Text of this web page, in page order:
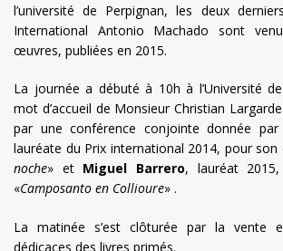
l’université de Perpignan, les deux
International Antonio Machado sont
œuvres, publiées en 2015.
La journée a débuté à 10h à l’Université
mot d’accueil de Monsieur Christian
par une conférence conjointe donnée par
lauréate du Prix international 2014, pour
noche» et Miguel Barrero, lauréat
«Camposanto en Collioure» .
La matinée s’est clôturée par la vente
dédicaces des livres primés.